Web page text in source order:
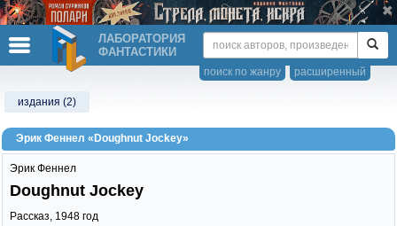
ЛАБОРАТОРИЯ
ФАНТАСТИКИ
расширенный
поиск по жанру
издания (2)
Эрик Феннел «Doughnut Jockey»
Эрик Феннел
Doughnut Jockey
Рассказ, 1948 год